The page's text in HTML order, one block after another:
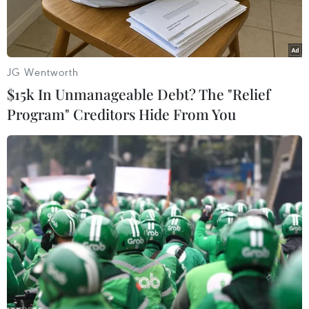
Nhân viên y tế chuyển xác một nạn nhân Ebola tại bệnh viện
Elwa ở Monrovia, Liberia. (Nguồn: AFP/TTXVN)
Ngày 13/9, Tổng thống Liberia Ellen Johnson
Sirleaf đã gửi tới Tổng thống Mỹ Barack Obama
lời kêu gọi hỗ trợ khẩn cấp trong cuộc chiến
chống dịch bệnh Ebola, hiện là mối đe doạ lớn
JG Wentworth
$15k In Unmanageable Debt? The "Relief
Program" Creditors Hide From You